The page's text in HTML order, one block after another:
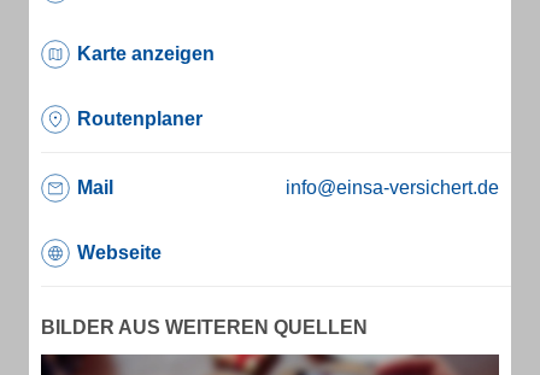
Karte anzeigen
Routenplaner
Mail info@einsa-versichert.de
Webseite
BILDER AUS WEITEREN QUELLEN